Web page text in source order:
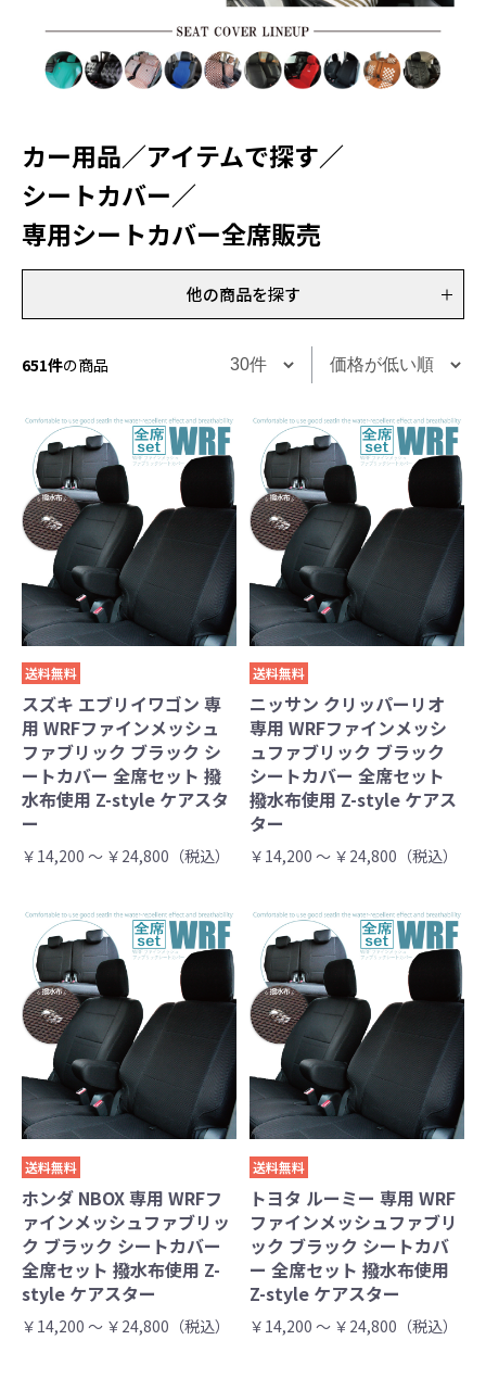
カー用品／アイテムで探す／
シートカバー／
専用シートカバー全席販売
他の商品を探す
651件の商品
送料無料
スズキ エブリイワゴン 専
用 WRFファインメッシュ
ファブリック ブラック シ
ートカバー 全席セット 撥
水布使用 Z-style ケアスタ
ー
￥14,200 ～ ￥24,800（税込）
送料無料
ニッサン クリッパーリオ
専用 WRFファインメッシ
ュファブリック ブラック
シートカバー 全席セット
撥水布使用 Z-style ケアス
ター
￥14,200 ～ ￥24,800（税込）
送料無料
ホンダ NBOX 専用 WRFフ
ァインメッシュファブリッ
ク ブラック シートカバー
全席セット 撥水布使用 Z-
style ケアスター
￥14,200 ～ ￥24,800（税込）
送料無料
トヨタ ルーミー 専用 WRF
ファインメッシュファブリ
ック ブラック シートカバ
ー 全席セット 撥水布使用
Z-style ケアスター
￥14,200 ～ ￥24,800（税込）